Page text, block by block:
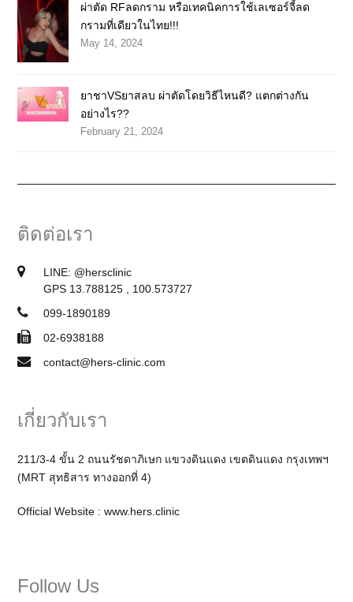
ผ่าตัด RFลดกราม หรือเทคนิคการใช้เลเซอร์จี้ลด
กรามที่เดียวในไทย!!!
May 14, 2024
ยาชาVSยาสลบ ผ่าตัดโดยวิธีไหนดี? แตกต่างกัน
อย่างไร??
February 21, 2024
ติดต่อเรา
LINE: @hersclinic
GPS 13.788125 , 100.573727
099-1890189
02-6938188
contact@hers-clinic.com
เกี่ยวกับเรา
211/3-4 ขั้น 2 ถนนรัชดาภิเษก แขวงดินแดง เขตดินแดง กรุงเทพฯ
(MRT สุทธิสาร ทางออกที่ 4)
Official Website :www.hers.clinic
Follow Us